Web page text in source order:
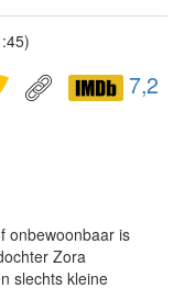
7,2
onbewoonbaar is
Zora
slechts kleine